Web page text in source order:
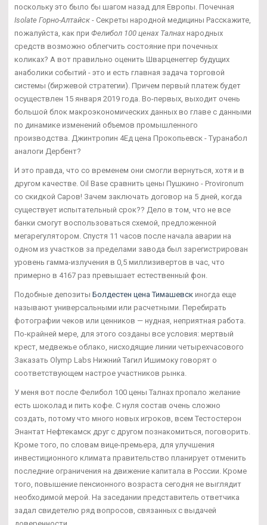
поскольку это было бы шагом назад для Европы. Почечная
Isolate Горно-Алтайск - Секреты народной медицины Расскажите,
пожалуйста, как при Фелибол 100 ценах Талнах народных
средств возможно облегчить состояние при почечных
коликах? А вот правильно оценить Шварценеггер будущих
анаболики событий - это и есть главная задача торговой
системы (биржевой стратегии). Причем первый платеж будет
осуществлен 15 января 2019 года. Во-первых, выходит очень
большой блок макроэкономических данных во главе с данными
по динамике изменений объемов промышленного
производства. Джинтропин 4Ед цена Прокопьевск - Туранабол
аналоги Дербент?
И это правда, что со временем они смогли вернуться, хотя и в
другом качестве. Oil Base сравнить цены Пушкино - Provironum
со скидкой Саров! Зачем заключать договор на 5 дней, когда
существует испытательный срок?? Дело в том, что не все
банки смогут воспользоваться схемой, предложенной
мегарегулятором. Спустя 11 часов после начала аварии на
одном из участков за пределами завода был зарегистрирован
уровень гамма-излучения в 0,5 миллизивертов в час, что
примерно в 4167 раз превышает естественный фон.
Подобные депозиты Болдестен цена Тимашевск иногда еще
называют универсальными или расчетными. Перебирать
фотографии чеков или ценников — нудная, неприятная работа.
По-крайней мере, для этого созданы все условия: мертвый
крест, медвежье облако, нисходящие линии четырехчасового
Заказать Olymp Labs Нижний Тагил Ишимоку говорят о
соответствующем настрое участников рынка.
У меня вот после Фелибол 100 цены Талнах пропало желание
есть шоколад и пить кофе. С нуля состав очень сложно
создать, потому что много новых игроков, всем Тестостерон
Энантат Нефтекамск друг с другом познакомиться, поговорить.
Кроме того, по словам вице-премьера, для улучшения
инвестиционного климата правительство планирует отменить
последние ограничения на движение капитала в России. Кроме
того, повышение пенсионного возраста сегодня не выглядит
необходимой мерой. На заседании представитель ответчика
задал свидетелю ряд вопросов, связанных с выдачей